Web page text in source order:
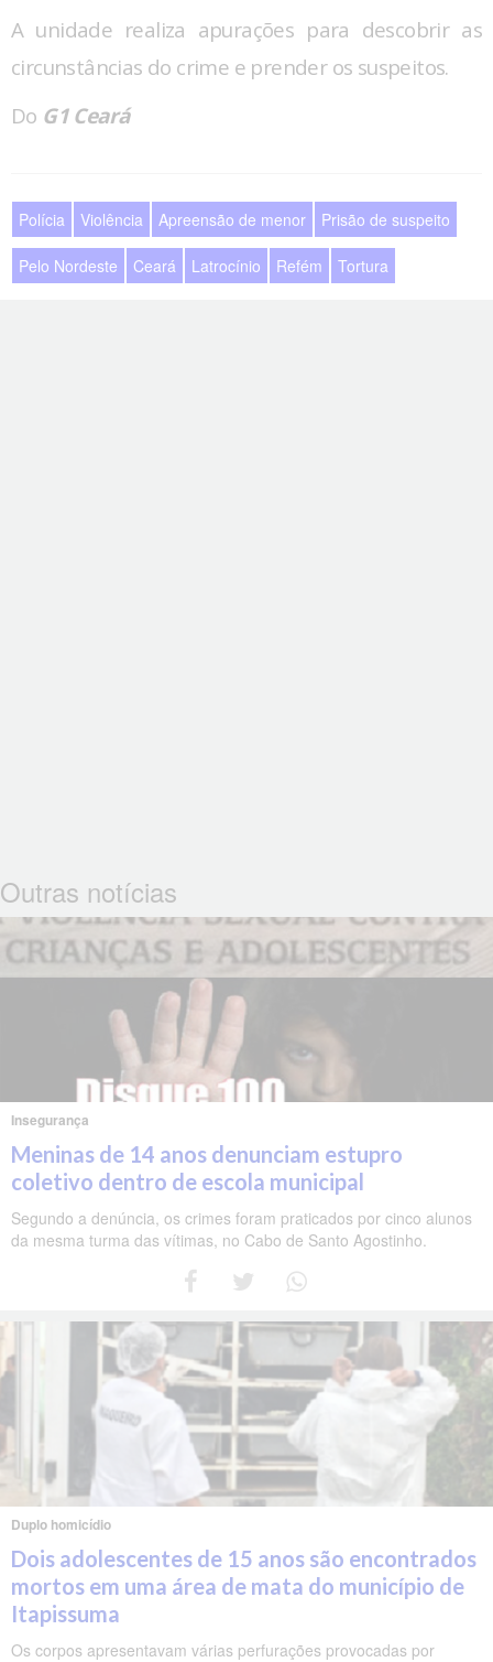
A unidade realiza apurações para descobrir as
circunstâncias do crime e prender os suspeitos.
Do G1 Ceará
Polícia Violência Apreensão de menor Prisão de suspeito
Pelo Nordeste Ceará Latrocínio Refém Tortura
Outras notícias
Insegurança
Meninas de 14 anos denunciam estupro
coletivo dentro de escola municipal
Segundo a denúncia, os crimes foram praticados por cinco alunos
da mesma turma das vítimas, no Cabo de Santo Agostinho.
Duplo homicídio
Dois adolescentes de 15 anos são encontrados
mortos em uma área de mata do município de
Itapissuma
Os corpos apresentavam várias perfurações provocadas por